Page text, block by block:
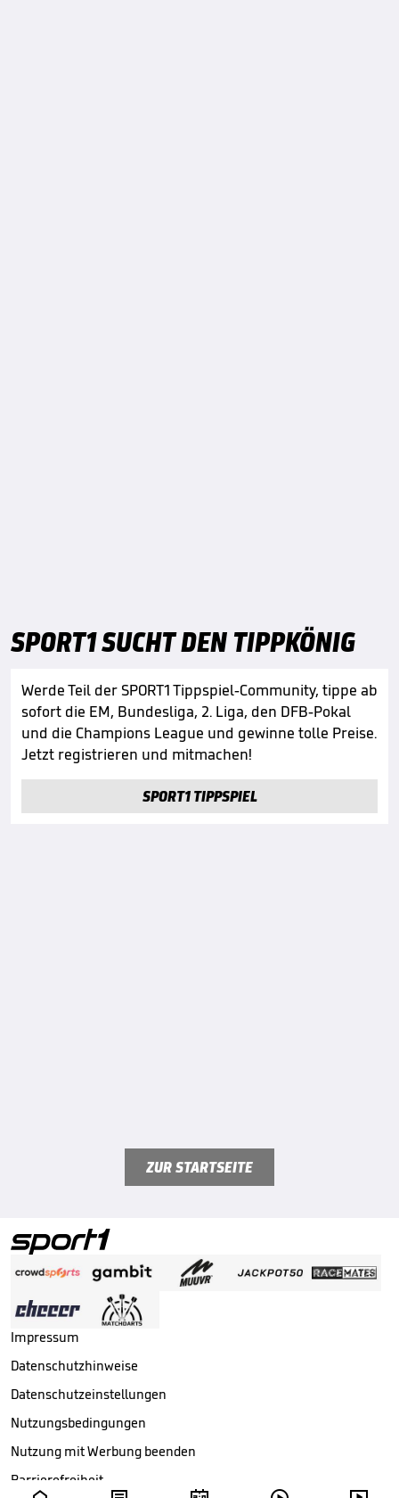
SPORT1 SUCHT DEN TIPPKÖNIG
Werde Teil der SPORT1 Tippspiel-Community, tippe ab
sofort die EM, Bundesliga, 2. Liga, den DFB-Pokal
und die Champions League und gewinne tolle Preise.
Jetzt registrieren und mitmachen!
SPORT1 TIPPSPIEL
ZUR STARTSEITE
Impressum
Datenschutzhinweise
Datenschutzeinstellungen
Nutzungsbedingungen
Nutzung mit Werbung beenden
Barrierefreiheit